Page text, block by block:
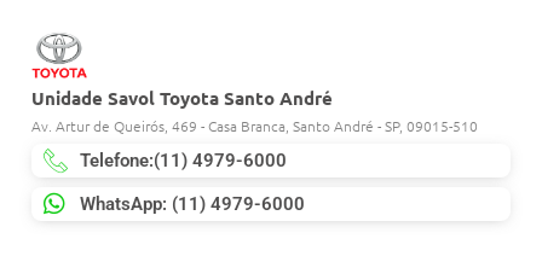
Unidade Savol Toyota Santo André
Av. Artur de Queirós, 469 - Casa Branca, Santo André - SP, 09015-510
Telefone:(11) 4979-6000
WhatsApp: (11) 4979-6000